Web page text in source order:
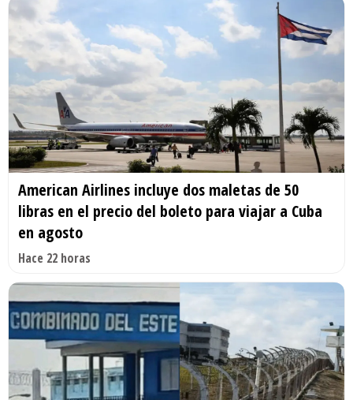
American Airlines incluye dos maletas de 50
libras en el precio del boleto para viajar a Cuba
en agosto
Hace 22 horas